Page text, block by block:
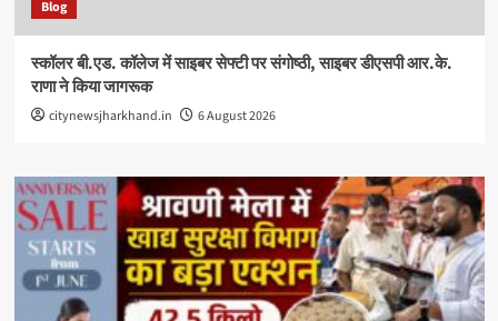
Blog
स्कॉलर बी.एड. कॉलेज में साइबर सेफ्टी पर संगोष्ठी, साइबर डीएसपी आर.के.
राणा ने किया जागरूक
citynewsjharkhand.in 6 August 2026